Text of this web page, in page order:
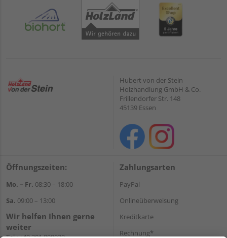
Hubert von der Stein
Holzhandlung GmbH & Co.
Frillendorfer Str. 148
45139 Essen
Öffnungszeiten:
Mo. – Fr. 08:30 – 18:00
Sa. 09:00 – 13:00
Wir helfen Ihnen gerne
weiter
Zahlungsarten
PayPal
Onlineüberweisung
Kreditkarte
Rechnung*